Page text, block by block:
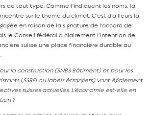
de tout type. Comme l’indiquent les noms, la
sur le thème du climat. C’est d’ailleurs là
en raison de la signature de l’accord de
le Conseil fédéral a clairement l’intention de
suisse une place financière durable au
la construction (SNBS Bâtiment) et pour les
(SSREI ou labels étrangers) vont également
suisses actuelles. L’économie est-elle en
?